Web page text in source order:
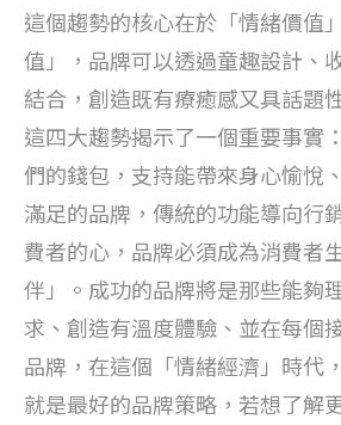
這個趨勢的核心在於「情緒價值
值」，品牌可以透過童趣設計、
結合，創造既有療癒感又具話題
這四大趨勢揭示了一個重要事實
們的錢包，支持能帶來身心愉悅
滿足的品牌，傳統的功能導向行
費者的心，品牌必須成為消費者
伴」。成功的品牌將是那些能夠
求、創造有溫度體驗、並在每個
品牌，在這個「情緒經濟」時代
就是最好的品牌策略，若想了解